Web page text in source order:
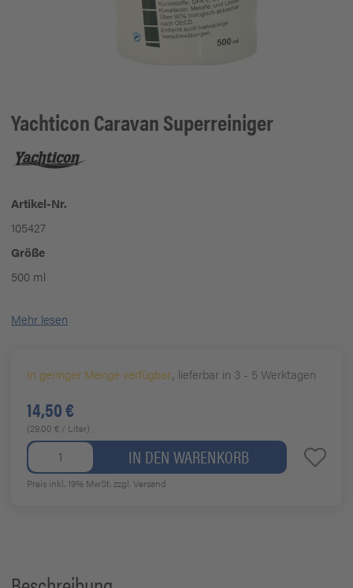
YachticonCaravan Superreiniger
Artikel-Nr.
105427
Größe
500 ml
Mehr lesen
In geringer Menge verfügbar., lieferbar in 3 - 5 Werktagen
14,50 €
(29,00 € / Liter)
IN DEN WARENKORB
Preis inkl. 19% MwSt.zzgl. Versand